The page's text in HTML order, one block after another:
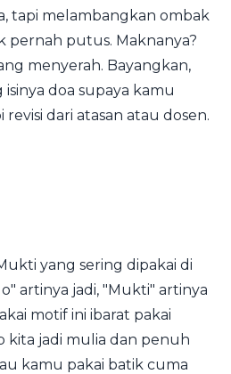
tapi melambangkan ombak
pernah putus. Maknanya?
menyerah. Bayangkan,
doa supaya kamu
dari atasan atau dosen.
yang sering dipakai di
artinya jadi, "Mukti" artinya
motif ini ibarat pakai
kita jadi mulia dan penuh
kamu pakai batik cuma